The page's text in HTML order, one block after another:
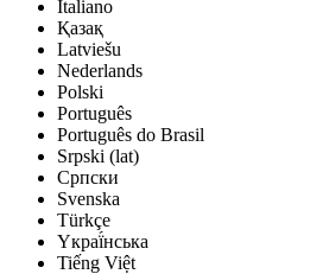
Italiano
Қазақ
Latviešu
Nederlands
Polski
Português
Português do Brasil
Srpski (lat)
Српски
Svenska
Türkçe
Yкраї́нська
Tiếng Việt